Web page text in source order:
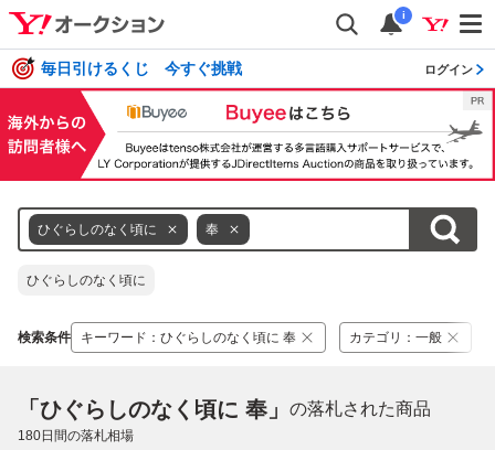
i
毎日引けるくじ 今すぐ挑戦 ログイン
ひぐらしのなく頃に 奉
ひぐらしのなく頃に
検索条件 キーワード ： ひぐらしのなく頃に 奉 カテゴリ ： 一般
「ひぐらしのなく頃に 奉」 の落札された商品
180日間の落札相場